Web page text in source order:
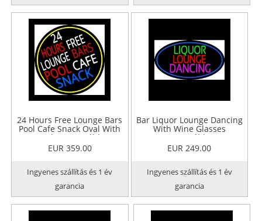
24 Hours Free Lounge Bars
Pool Cafe Snack Oval With
Border Neontábla
EUR 359.00
Ingyenes szállítás és 1 év
garancia
Bar Liquor Lounge Dancing
With Wine Glasses
Neontábla
EUR 249.00
Ingyenes szállítás és 1 év
garancia